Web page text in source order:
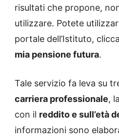
risultati che propone,
utilizzare. Potete
portale dell’Istituto,
mia pensione futura.
Tale servizio fa leva su
carriera professionale, la
con il reddito e sull’età
informazioni sono